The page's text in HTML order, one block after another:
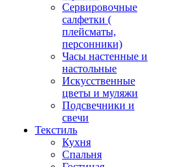
Сервировочные
салфетки (
плейсматы,
персонники)
Часы настенные и
настольные
Искусственные
цветы и муляжи
Подсвечники и
свечи
Текстиль
Кухня
Спальня